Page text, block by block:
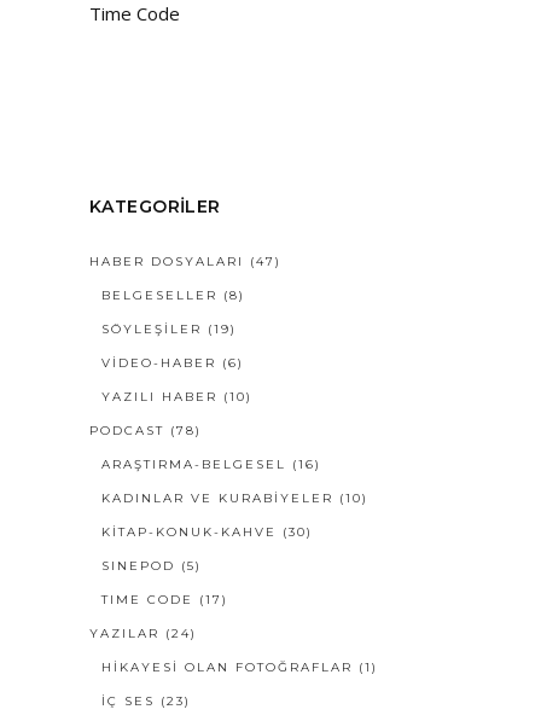
Time Code
KATEGORILER
HABER DOSYALARI (47)
BELGESELLER (8)
SÖYLEŞILER (19)
VIDEO-HABER (6)
YAZILI HABER (10)
PODCAST (78)
ARAŞTIRMA-BELGESEL (16)
KADINLAR VE KURABİYELER (10)
KİTAP-KONUK-KAHVE (30)
SINEPOD (5)
TIME CODE (17)
YAZILAR (24)
HIKAYESI OLAN FOTOĞRAFLAR (1)
İÇ SES (23)